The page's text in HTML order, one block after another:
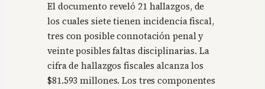
El documento reveló 21 hallazgos, de
los cuales siete tienen incidencia fiscal,
tres con posible connotación penal y
veinte posibles faltas disciplinarias. La
cifra de hallazgos fiscales alcanza los
$81.593 millones. Los tres componentes